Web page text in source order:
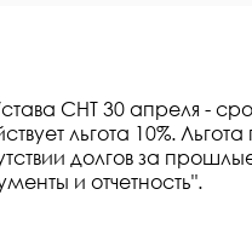
СНТ 30 апреля -
льгота 10%.
долгов за
и отчетность".